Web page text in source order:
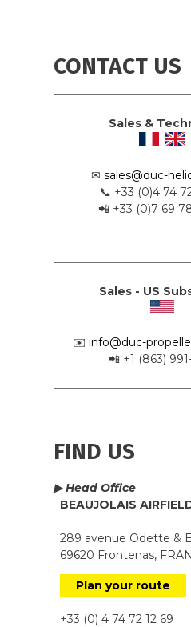
CONTACT US
Sales &
✉ sales@duc-
📞 +33 (0)4 74
📲 +33 (0)7 69
Sales - US
✉️info@duc-
📲 +1 (863)
FIND US
▶ Head Office
BEAUJOLAIS
289 avenue Odette &
69620 Frontenas,
Plan your route
+33 (0) 4 74 72 12 69